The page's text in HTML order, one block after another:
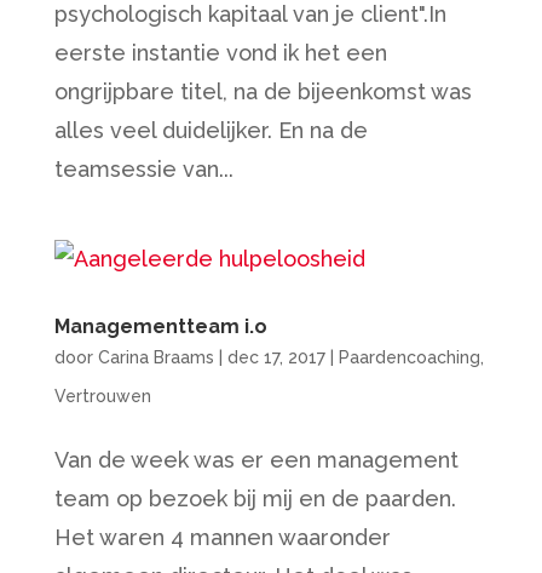
psychologisch kapitaal van je client".In
eerste instantie vond ik het een
ongrijpbare titel, na de bijeenkomst was
alles veel duidelijker. En na de
teamsessie van...
Managementteam i.o
door Carina Braams dec 17, 2017| Paardencoaching
Vertrouwen
Van de week was er een management
team op bezoek bij mij en de paarden.
Het waren 4 mannen waaronder